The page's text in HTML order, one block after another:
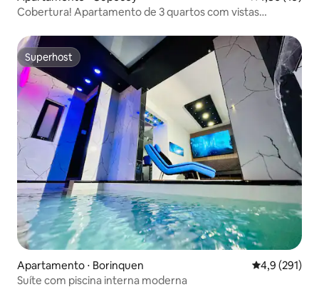
Cobertura! Apartamento de 3 quartos com vistas
Superhost
Superhost
Apartamento ⋅ Borinquen 4,9 de uma
4,9 (291)
Suíte com piscina interna moderna